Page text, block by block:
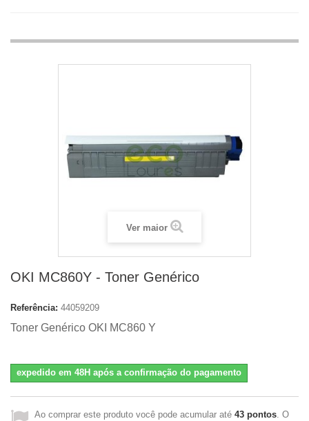
Ver maior
OKI MC860Y - Toner Genérico
Referência: 44059209
Toner Genérico OKI MC860 Y
expedido em 48H após a confirmação do pagamento
Ao comprar este produto você pode acumular até 43 pontos. O